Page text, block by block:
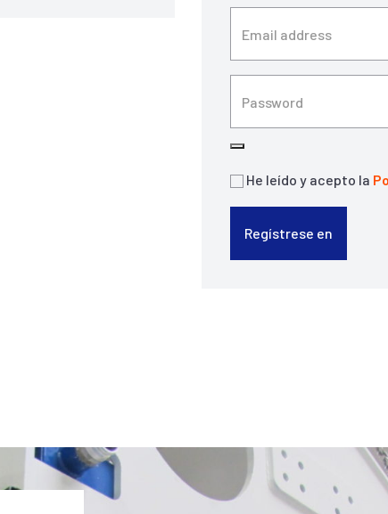
He leído y acepto la
Regístrese en